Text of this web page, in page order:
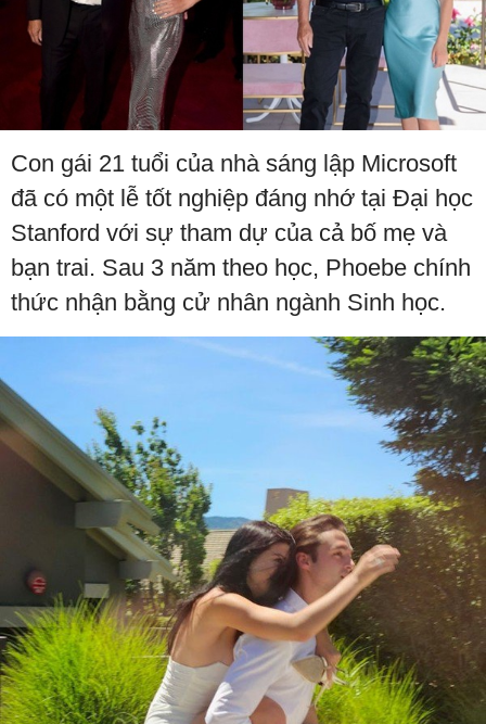
Con gái 21 tuổi của nhà sáng lập Microsoft
đã có một lễ tốt nghiệp đáng nhớ tại Đại học
Stanford với sự tham dự của cả bố mẹ và
bạn trai. Sau 3 năm theo học, Phoebe chính
thức nhận bằng cử nhân ngành Sinh học.